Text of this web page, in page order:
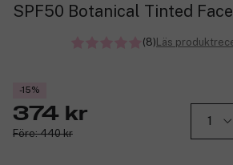
SPF50 Botanical Tinted
(8) Läs
-15%
374 kr
Före: 440 kr